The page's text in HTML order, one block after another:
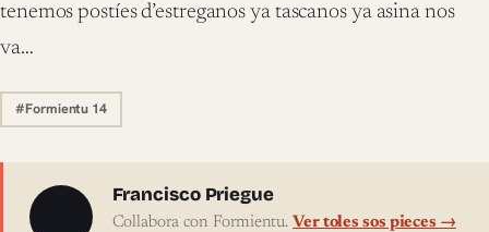
tenemos postíes d’estreganos ya tascanos ya asina nos
va…
#Formientu 14
Sobre l'autor
Francisco Priegue
Collabora con Formientu. Ver toles sos pieces →